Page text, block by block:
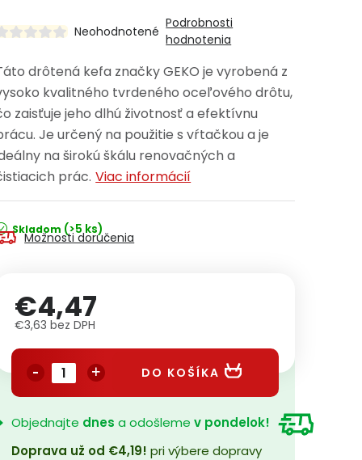
Neohodnotené
Podrobnosti
hodnotenia
drôtená kefa značky GEKO je vyrobená z
kvalitného tvrdeného oceľového drôtu,
zaisťuje jeho dlhú životnosť a efektívnu
Je určený na použitie s vŕtačkou a je
na širokú škálu renovačných a
prác. Viac informácií
Skladom (>5 ks)
Možnosti doručenia
€4,47
€3,63 bez DPH
DO KOŠÍKA
Objednajte dnes a odošlemev pondelok!
Doprava už od €4,19! pri výbere dopravy